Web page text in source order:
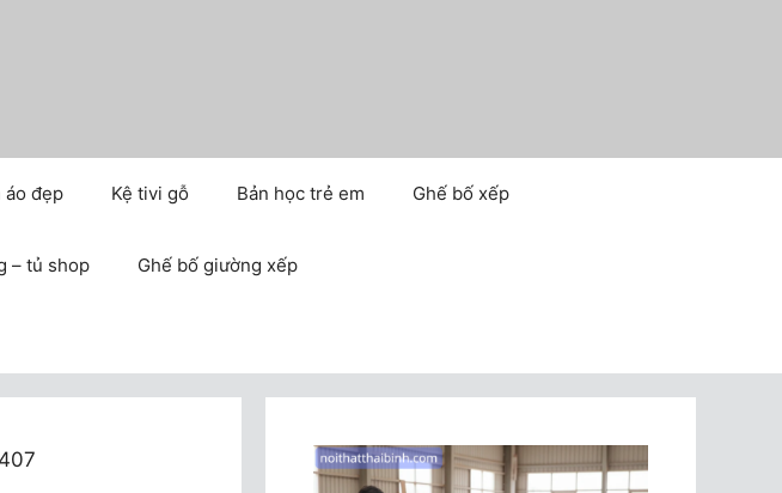
áo đẹp Kệ tivi gỗ Bản học trẻ em Ghế bố xếp
– tủ shop Ghế bố giường xếp